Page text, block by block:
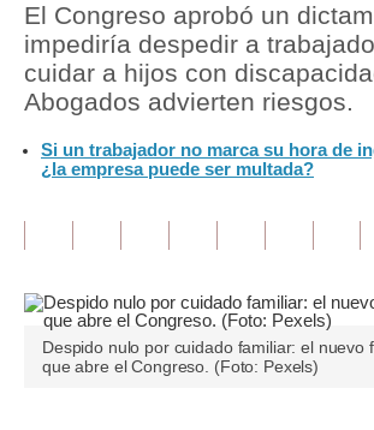
Finanzas Personales
Inmobiliarias
Plus G
Blogs
Tendencias
El Congreso aprobó un
impediría despedir a
cuidar a hijos con
Abogados advierten riesgos.
Si un trabajador no marca su hora de
¿la empresa puede ser multada?
Despido nulo por cuidado familiar: el nuevo
que abre el Congreso. (Foto: Pexels)